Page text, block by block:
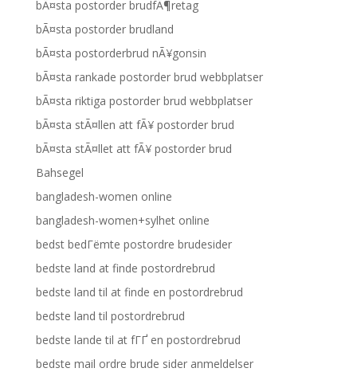
bÃ¤sta postorder brudfÃ¶retag
bÃ¤sta postorder brudland
bÃ¤sta postorderbrud nÃ¥gonsin
bÃ¤sta rankade postorder brud webbplatser
bÃ¤sta riktiga postorder brud webbplatser
bÃ¤sta stÃ¤llen att fÃ¥ postorder brud
bÃ¤sta stÃ¤llet att fÃ¥ postorder brud
Bahsegel
bangladesh-women online
bangladesh-women+sylhet online
bedst bedГёmte postordre brudesider
bedste land at finde postordrebrud
bedste land til at finde en postordrebrud
bedste land til postordrebrud
bedste lande til at fГҐ en postordrebrud
bedste mail ordre brude sider anmeldelser